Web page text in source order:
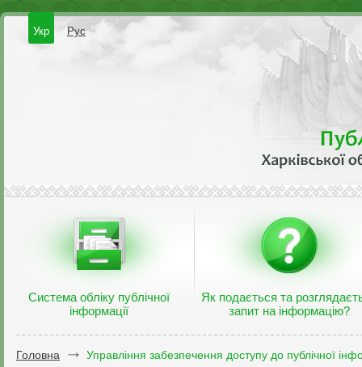
Укр Рус
Система обліку публічної
інформації
Як подається та
запит на інформацію?
Головна Управління забезпечення доступу до публічної